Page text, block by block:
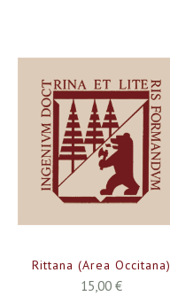
Rittana (Area Occitana)
15,00 €